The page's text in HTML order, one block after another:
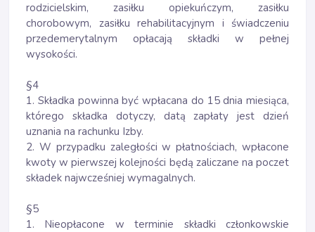
rodzicielskim, zasiłku opiekuńczym, zasiłku
chorobowym, zasiłku rehabilitacyjnym i świadczeniu
przedemerytalnym opłacają składki w pełnej
wysokości.
§4
1. Składka powinna być wpłacana do 15 dnia miesiąca,
którego składka dotyczy, datą zapłaty jest dzień
uznania na rachunku Izby.
2. W przypadku zaległości w płatnościach, wpłacone
kwoty w pierwszej kolejności będą zaliczane na poczet
składek najwcześniej wymagalnych.
§5
1. Nieopłacone w terminie składki członkowskie